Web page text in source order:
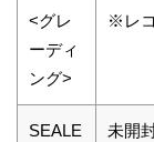
<グレ
ーディ
ング>
※レ
SEALE
未開